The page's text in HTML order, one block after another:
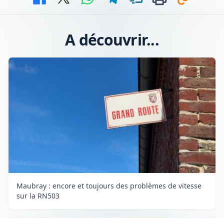
A découvrir...
Maubray : encore et toujours des problèmes de vitesse
sur la RN503